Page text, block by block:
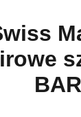
BAR